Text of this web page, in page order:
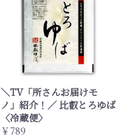
＼TV「所さんお届けモ
ノ」紹介！／ 比叡とろゆば
〈冷蔵便〉
￥789